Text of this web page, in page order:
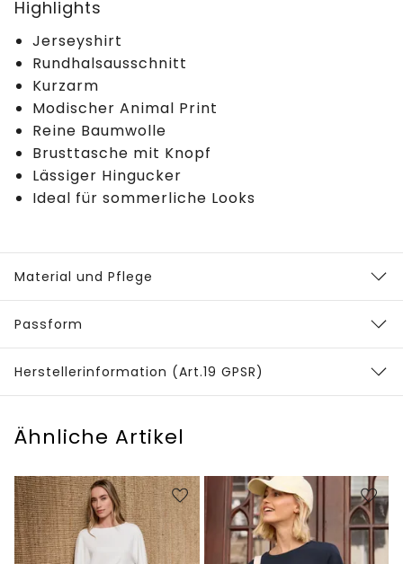
Highlights
Jerseyshirt
Rundhalsausschnitt
Kurzarm
Modischer Animal Print
Reine Baumwolle
Brusttasche mit Knopf
Lässiger Hingucker
Ideal für sommerliche Looks
Material und Pflege
Passform
Herstellerinformation (Art.19 GPSR)
Ähnliche Artikel